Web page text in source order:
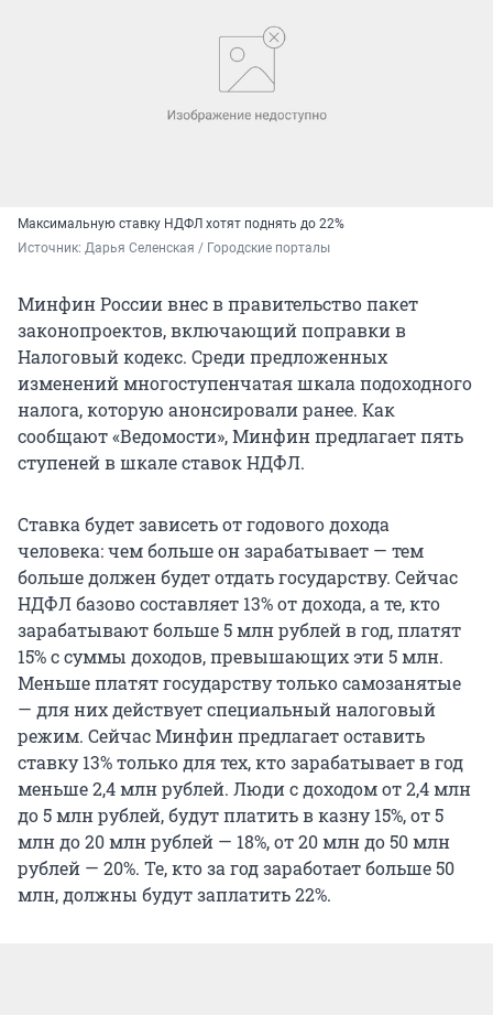
Максимальную ставку НДФЛ хотят поднять до 22%
Источник: Дарья Селенская / Городские порталы
Минфин России внес в правительство пакет
законопроектов, включающий поправки в
Налоговый кодекс. Среди предложенных
изменений многоступенчатая шкала подоходного
налога, которую анонсировали ранее. Как
сообщают «Ведомости», Минфин предлагает пять
ступеней в шкале ставок НДФЛ.
Ставка будет зависеть от годового дохода
человека: чем больше он зарабатывает — тем
больше должен будет отдать государству. Сейчас
НДФЛ базово составляет 13% от дохода, а те, кто
зарабатывают больше 5 млн рублей в год, платят
15% с суммы доходов, превышающих эти 5 млн.
Меньше платят государству только самозанятые
— для них действует специальный налоговый
режим. Сейчас Минфин предлагает оставить
ставку 13% только для тех, кто зарабатывает в год
меньше 2,4 млн рублей. Люди с доходом от 2,4 млн
до 5 млн рублей, будут платить в казну 15%, от 5
млн до 20 млн рублей — 18%, от 20 млн до 50 млн
рублей — 20%. Те, кто за год заработает больше 50
млн, должны будут заплатить 22%.